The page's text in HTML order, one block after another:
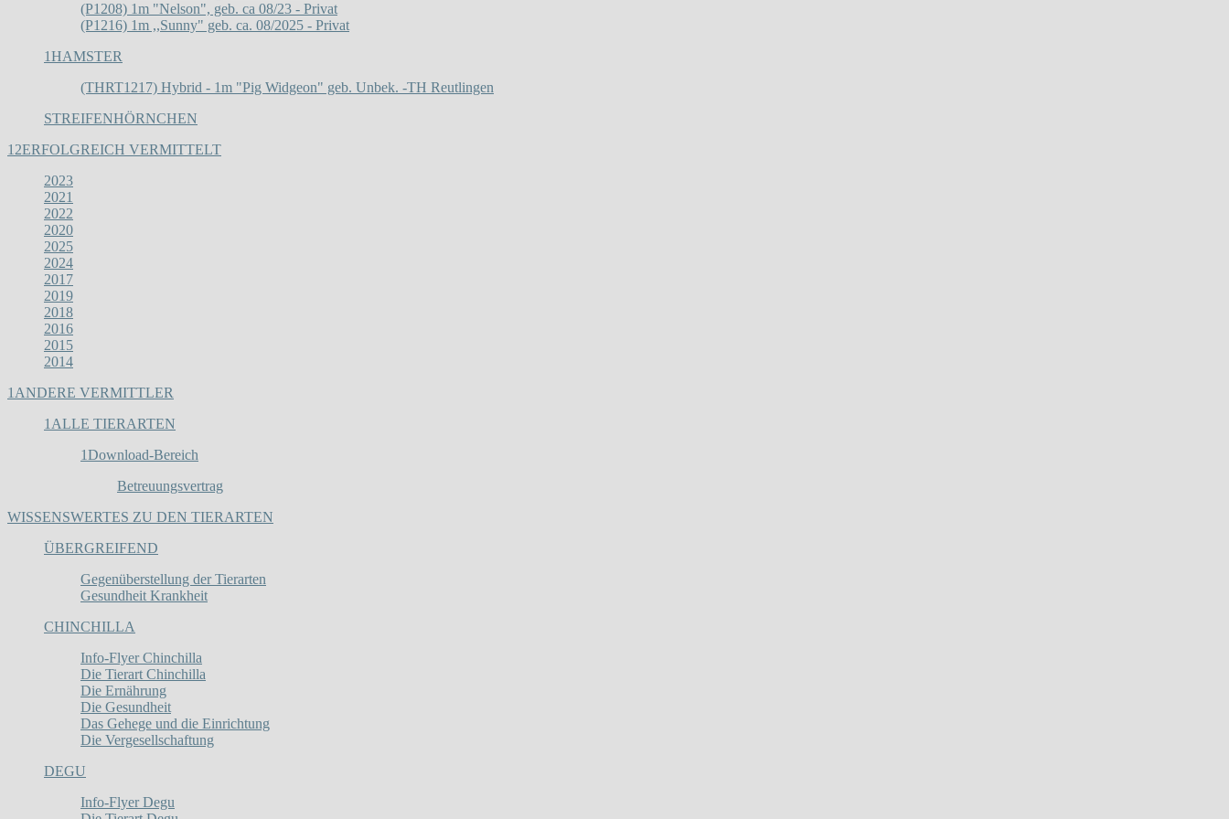
(P1208) 1m "Nelson", geb. ca 08/23 - Privat
(P1216) 1m ,,Sunny" geb. ca. 08/2025 - Privat
1HAMSTER
(THRT1217) Hybrid - 1m "Pig Widgeon" geb. Unbek. -TH Reutlingen
STREIFENHÖRNCHEN
12ERFOLGREICH VERMITTELT
2023
2021
2022
2020
2025
2024
2017
2019
2018
2016
2015
2014
1 ANDERE VERMITTLER
1 ALLE TIERARTEN
1Download-Bereich
Betreuungsvertrag
WISSENSWERTES ZU DEN TIERARTEN
ÜBERGREIFEND
Gegenüberstellung der Tierarten
Gesundheit Krankheit
CHINCHILLA
Info-Flyer Chinchilla
Die Tierart Chinchilla
Die Ernährung
Die Gesundheit
Das Gehege und die Einrichtung
Die Vergesellschaftung
DEGU
Info-Flyer Degu